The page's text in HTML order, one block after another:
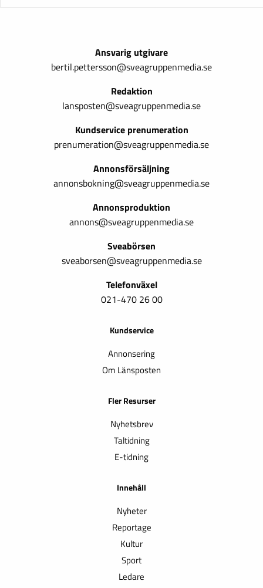
Ansvarig utgivare
bertil.pettersson@sveagruppenmedia.se
Redaktion
lansposten@sveagruppenmedia.se
Kundservice prenumeration
prenumeration@sveagruppenmedia.se
Annonsförsäljning
annonsbokning@sveagruppenmedia.se
Annonsproduktion
annons@sveagruppenmedia.se
Sveabörsen
sveaborsen@sveagruppenmedia.se
Telefonväxel
021-470 26 00
Kundservice
Annonsering
Om Länsposten
Fler Resurser
Nyhetsbrev
Taltidning
E-tidning
Innehåll
Nyheter
Reportage
Kultur
Sport
Ledare